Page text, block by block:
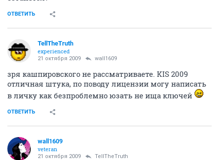
ОТВЕТИТЬ
TellTheTruth
experienced
21 октября 2009 wall1609
зря кашпировского не рассматриваете. KIS 2009
отличная штука, по поводу лицензии могу написать
в личку как безпроблемно юзать не ища ключей
ОТВЕТИТЬ
wall1609
veteran
21 октября 2009 TellTheTruth